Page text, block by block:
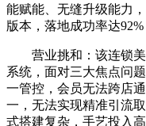
能赋能、无缝升级能力
版本，落地成功率达
营业挑和：该连锁美
系统，面对三大焦点问
一管控，会员无法跨店
一，无法实现精准引流
式搭建复杂，手艺投入